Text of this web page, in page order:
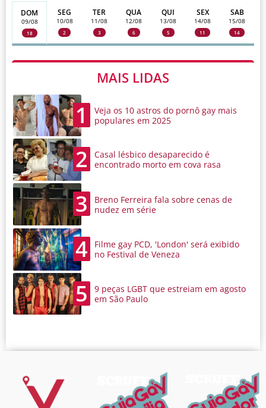
DOM
09/08
18
SEG
10/08
2
TER
11/08
3
QUA
12/08
6
QUI
13/08
5
SEX
14/08
11
SAB
15/08
14
MAIS LIDAS
1
Veja os 10 astros do pornô gay mais
populares em 2025
2
Casal lésbico desaparecido é
encontrado morto em cova rasa
3
Breno Ferreira fala sobre cenas de
nudez em série
4
Filme gay PCD, 'London' será exibido
no Festival de Veneza
5
9 peças LGBT que estreiam em agosto
em São Paulo